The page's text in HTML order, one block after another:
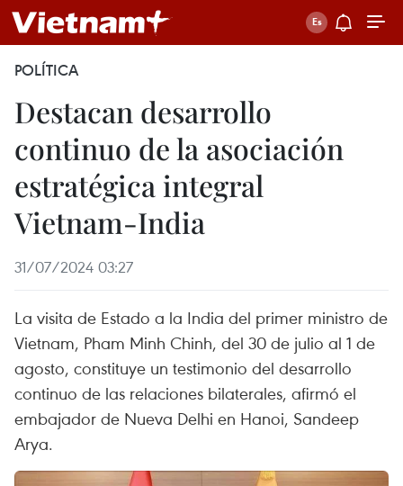
POLÍTICA
Destacan desarrollo
continuo de la asociación
estratégica integral
Vietnam-India
31/07/2024 03:27
La visita de Estado a la India del primer ministro de
Vietnam, Pham Minh Chinh, del 30 de julio al 1 de
agosto, constituye un testimonio del desarrollo
continuo de las relaciones bilaterales, afirmó el
embajador de Nueva Delhi en Hanoi, Sandeep
Arya.